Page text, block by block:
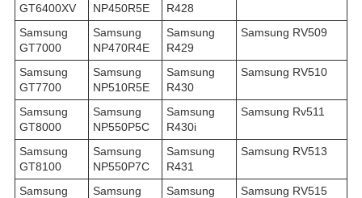
GT6400XV
NP450R5E
R428
Samsung
GT7000
Samsung
NP470R4E
Samsung
R429
Samsung RV509
Samsung
GT7700
Samsung
NP510R5E
Samsung
R430
Samsung RV510
Samsung
GT8000
Samsung
NP550P5C
Samsung
R430i
Samsung Rv511
Samsung
GT8100
Samsung
NP550P7C
Samsung
R431
Samsung RV513
Samsung
Samsung
Samsung
Samsung RV515